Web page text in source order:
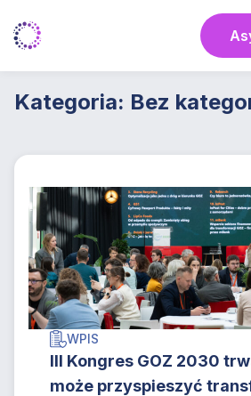
treści
Kategoria: Bez
WPIS
III Kongres GOZ 2030
może przyspieszyć